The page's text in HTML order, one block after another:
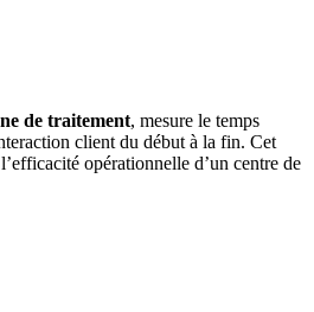
de traitement, mesure le temps
client du début à la fin. Cet
opérationnelle d’un centre de